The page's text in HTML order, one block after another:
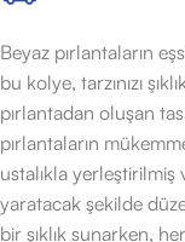
Beyaz pırlantaların
bu kolye, tarzınızı
pırlantadan oluşan
pırlantaların
ustalıkla yerleştirilmiş
yaratacak şekilde
bir şıklık sunarken,